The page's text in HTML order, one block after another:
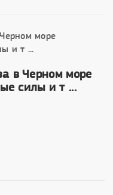
в Черном море
силы и т ...